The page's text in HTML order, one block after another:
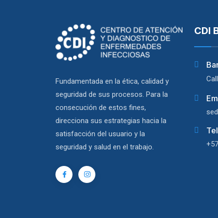
Fundamentada en la ética, calidad y
seguridad de sus procesos. Para la
consecución de estos fines,
direcciona sus estrategias hacia la
satisfacción del usuario y la
seguridad y salud en el trabajo.
CDI